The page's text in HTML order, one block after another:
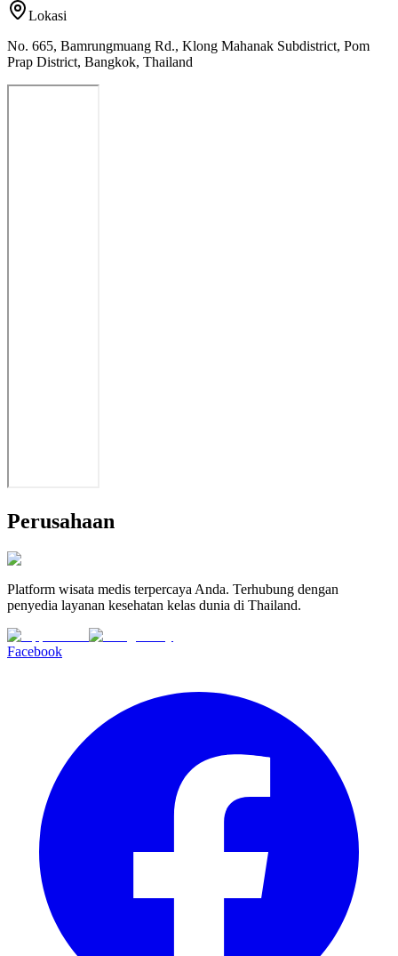
Lokasi
No. 665, Bamrungmuang Rd., Klong Mahanak Subdistrict, Pom
Prap District, Bangkok, Thailand
Perusahaan
Platform wisata medis terpercaya Anda. Terhubung dengan
penyedia layanan kesehatan kelas dunia di Thailand.
Facebook